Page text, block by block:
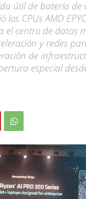
útil de batería de
los CPUs AMD
el centro de datos
y redes
de
especial